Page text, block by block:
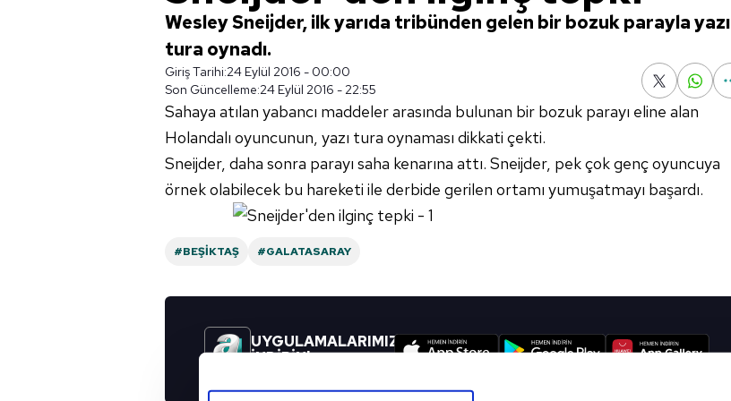
Wesley Sneijder, ilk yarıda tribünden gelen bir bozuk parayla yazı
tura oynadı.
Giriş Tarihi:24 Eylül 2016 - 00:00
Son Güncelleme:24 Eylül 2016 - 22:55
Sahaya atılan yabancı maddeler arasında bulunan bir bozuk parayı eline alan
Holandalı oyuncunun, yazı tura oynaması dikkati çekti.
Sneijder, daha sonra parayı saha kenarına attı. Sneijder, pek çok genç oyuncuya
örnek olabilecek bu hareketi ile derbide gerilen ortamı yumuşatmayı başardı.
#BEŞIKTAŞ #GALATASARAY
UYGULAMALARIMIZI
İNDİRİN!